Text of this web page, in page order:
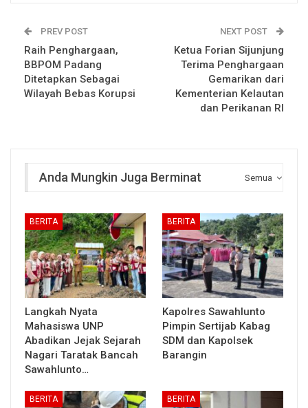
PREV POST
Raih Penghargaan,
BBPOM Padang
Ditetapkan Sebagai
Wilayah Bebas Korupsi
NEXT POST
Ketua Forian Sijunjung
Terima Penghargaan
Gemarikan dari
Kementerian Kelautan
dan Perikanan RI
Semua
Anda Mungkin Juga Berminat
BERITA
Langkah Nyata
Mahasiswa UNP
Abadikan Jejak Sejarah
Nagari Taratak Bancah
Sawahlunto…
BERITA
Kapolres Sawahlunto
Pimpin Sertijab Kabag
SDM dan Kapolsek
Barangin
BERITA BERITA